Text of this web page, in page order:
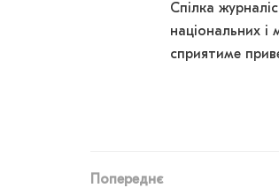
Спілка
національних і
сприятиме
Попереднє